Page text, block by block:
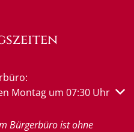
oder Schließzeiten
Montag um 07:30 Uhr
Bürgerbüro ist ohne